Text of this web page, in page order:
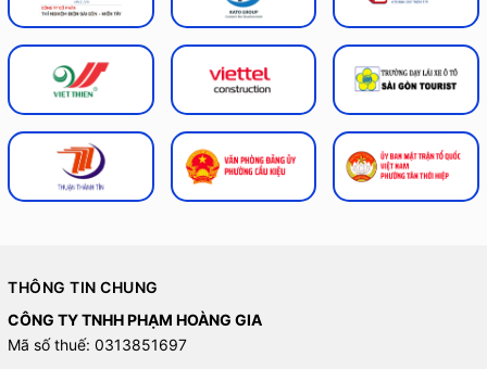
THÔNG TIN CHUNG
CÔNG TY TNHH PHẠM HOÀNG GIA
Mã số thuế: 0313851697